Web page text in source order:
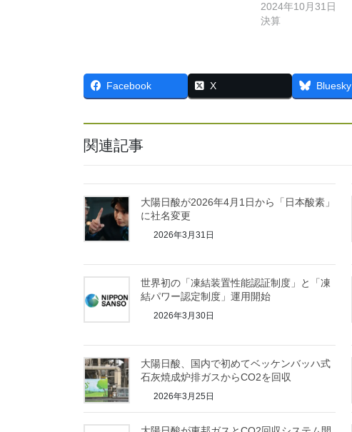
2024年10月31日
決算
Facebook X Bluesky
関連記事
大陽日酸が2026年4月1日から「日本酸素」
に社名変更
2026年3月31日
世界初の「凍結装置性能認証制度」と「凍
結パワー認定制度」運用開始
2026年3月30日
大陽日酸、国内で初めてベッケンバッハ式
石灰焼成炉排ガスからCO2を回収
2026年3月25日